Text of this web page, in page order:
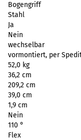
Bogengriff
Stahl
Ja
Nein
wechselbar
vormontiert, per
52,0 kg
36,2 cm
209,2 cm
39,0 cm
1,9 cm
Nein
110 °
Flex